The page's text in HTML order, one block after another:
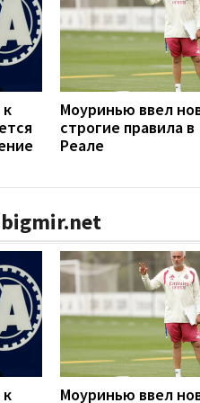
Моуринью ввел
строгие правила в
Реале
Моуринью ввел